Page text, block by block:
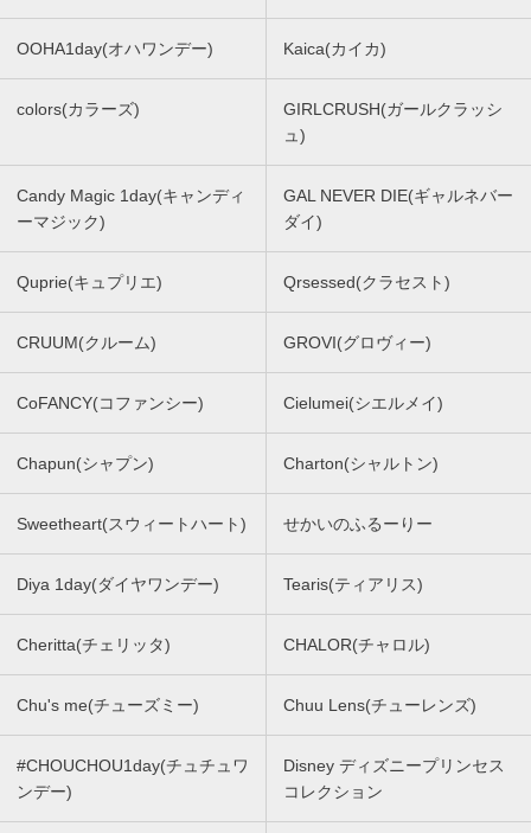
OOHA1day(オハワンデー) Kaica(カイカ)
colors(カラーズ)
GIRLCRUSH(ガールクラッシ
ュ)
Candy Magic 1day(キャンディ
ーマジック)
GAL NEVER DIE(ギャルネバー
ダイ)
Quprie(キュプリエ) Qrsessed(クラセスト)
CRUUM(クルーム) GROVI(グロヴィー)
CoFANCY(コファンシー) Cielumei(シエルメイ)
Chapun(シャプン) Charton(シャルトン)
Sweetheart(スウィートハート) せかいのふるーりー
Diya 1day(ダイヤワンデー) Tearis(ティアリス)
Cheritta(チェリッタ) CHALOR(チャロル)
Chu's me(チューズミー) Chuu Lens(チューレンズ)
#CHOUCHOU1day(チュチュワ
ンデー)
Disney ディズニープリンセス
コレクション